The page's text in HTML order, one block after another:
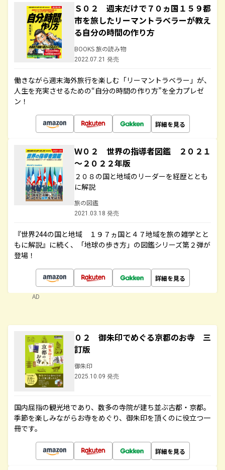
Ｓ０２ 週末だけで７０ヵ国１５９都
市を旅したリーマントラベラーが教え
る自分の時間の作り方
BOOKS 旅の読み物
2022.07.21 発売
働きながら週末海外旅行を楽しむ「リーマントラベラー」が、
人生を充実させるための“自分の時間の作り方”を全力プレゼ
ン！
詳細を見る
Ｗ０２ 世界の指導者図鑑 ２０２１
～２０２２年版
２０８の国と地域のリーダーを経歴ととも
に解説
旅の図鑑
2021.03.18 発売
『世界244の国と地域 １９７ヵ国と４７地域を旅の雑学とと
もに解説』に続く、「地球の歩き方」の図鑑シリーズ第２弾が
登場！
詳細を見る
AD
０２ 御朱印でめぐる京都のお寺 三
訂版
御朱印
2025.10.09 発売
国内屈指の観光地であり、数多の寺院が建ち並ぶ古都・京都。
季節を楽しみながらお寺をめぐり、御朱印を頂くのに役立つ一
冊です。
詳細を見る